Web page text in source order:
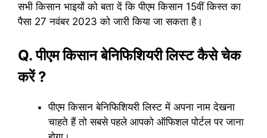
सभी किसान भाइयों को बता दें कि पीएम किसान 15वीं किस्त का
पैसा 27 नवंबर 2023 को जारी किया जा सकता है।
Q. पीएम किसान बेनिफिशियरी लिस्ट कैसे चेक
करें ?
पीएम किसान बेनिफिशियरी लिस्ट में अपना नाम देखना
चाहते हैं तो सबसे पहले आपको ऑफिशल पोर्टल पर जाना